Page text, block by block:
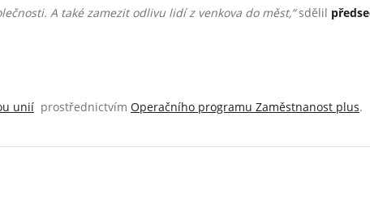
A také zamezit odlivu lidí z venkova do měst,“sdělil
unií prostřednictvím Operačního programu Zaměstnanost plus.